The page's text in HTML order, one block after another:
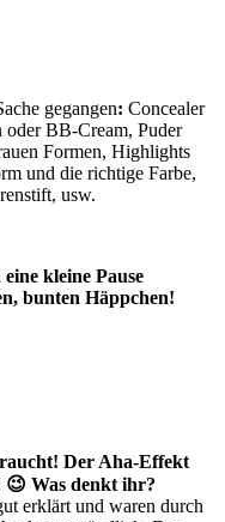
gegangen: Concealer
BB-Cream, Puder
Formen, Highlights
und die richtige Farbe,
usw.
kleine Pause
bunten Häppchen!
Der Aha-Effekt
Was denkt ihr?
erklärt und waren durch